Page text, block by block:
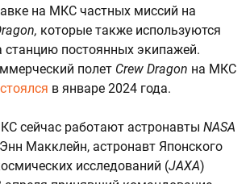
на МКС частных миссий на
которые также используются
станцию постоянных экипажей.
полет Crew Dragon на МКС
в январе 2024 года.
сейчас работают астронавты NASA
Макклейн, астронавт Японского
исследований (JAXA)